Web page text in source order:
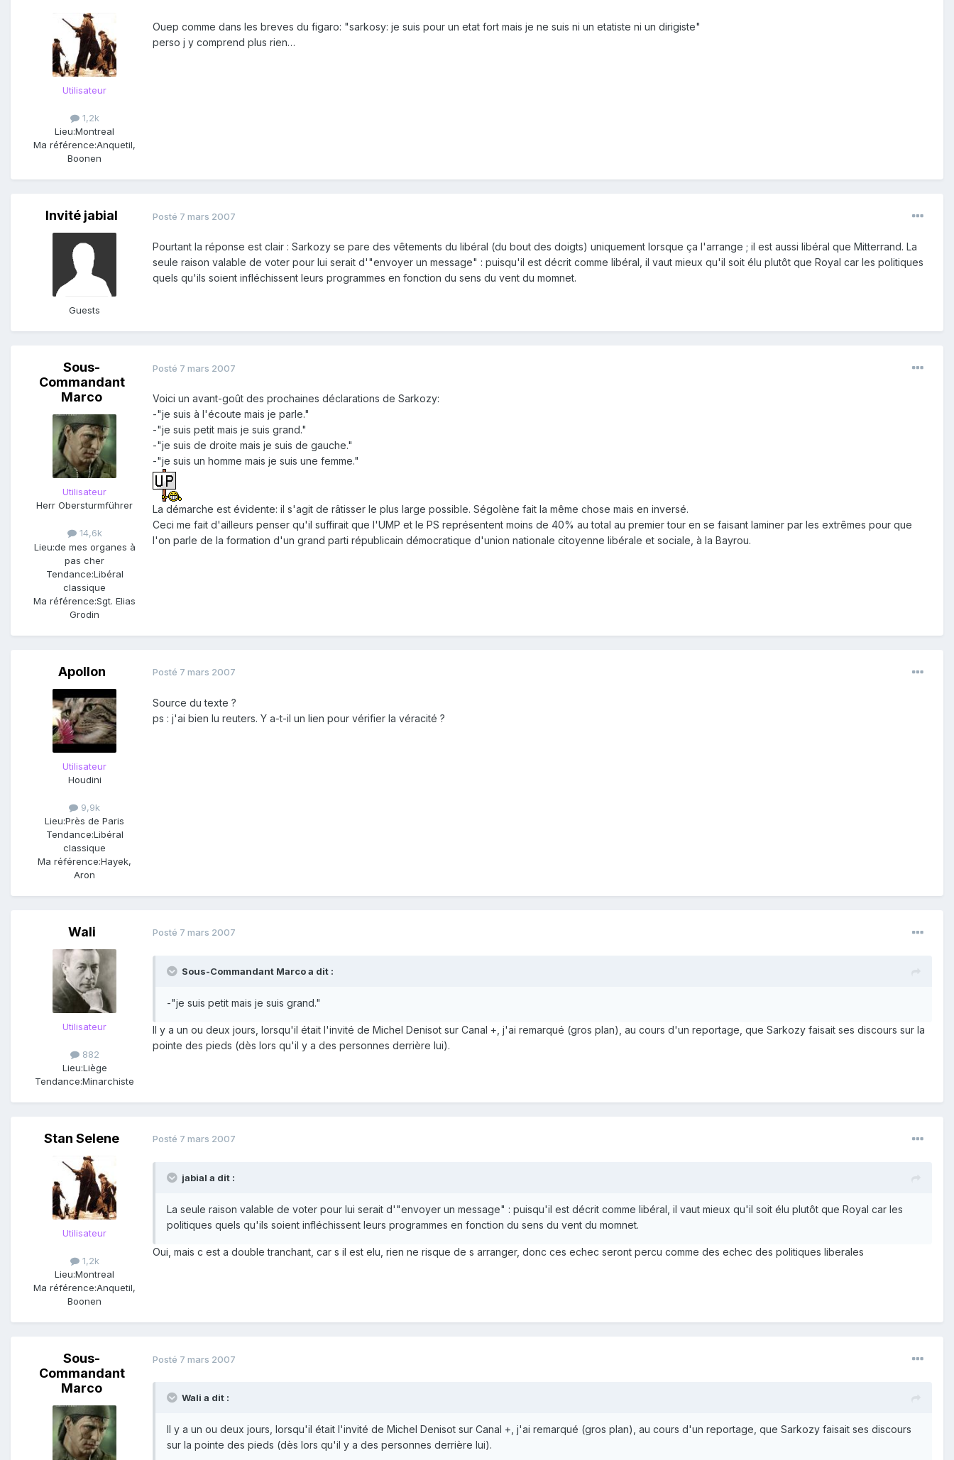
Utilisateur
1,2k
Lieu:Montreal
Ma référence:Anquetil,
Boonen
Ouep comme dans les breves du figaro: "sarkosy: je suis pour un etat fort mais je ne suis ni un etatiste ni un dirigiste"
perso j y comprend plus rien…
Invité jabial
Guests
Posté 7 mars 2007
Pourtant la réponse est clair : Sarkozy se pare des vêtements du libéral (du bout des doigts) uniquement lorsque ça l'arrange ; il est aussi libéral que Mitterrand. La
seule raison valable de voter pour lui serait d'"envoyer un message" : puisqu'il est décrit comme libéral, il vaut mieux qu'il soit élu plutôt que Royal car les politiques
quels qu'ils soient infléchissent leurs programmes en fonction du sens du vent du momnet.
Sous-
Commandant
Marco
Utilisateur
Herr Obersturmführer
14,6k
Lieu:de mes organes à
pas cher
Tendance:Libéral
classique
Ma référence:Sgt. Elias
Grodin
Posté 7 mars 2007
Voici un avant-goût des prochaines déclarations de Sarkozy:
-"je suis à l'écoute mais je parle."
-"je suis petit mais je suis grand."
-"je suis de droite mais je suis de gauche."
-"je suis un homme mais je suis une femme."
La démarche est évidente: il s'agit de râtisser le plus large possible. Ségolène fait la même chose mais en inversé.
Ceci me fait d'ailleurs penser qu'il suffirait que l'UMP et le PS représentent moins de 40% au total au premier tour en se faisant laminer par les extrêmes pour que
l'on parle de la formation d'un grand parti républicain démocratique d'union nationale citoyenne libérale et sociale, à la Bayrou.
Apollon
Utilisateur
Houdini
9,9k
Lieu:Près de Paris
Tendance:Libéral
classique
Ma référence:Hayek,
Aron
Posté 7 mars 2007
Source du texte ?
ps : j'ai bien lu reuters. Y a-t-il un lien pour vérifier la véracité ?
Wali
Utilisateur
882
Lieu:Liège
Tendance:Minarchiste
Posté 7 mars 2007
Sous-Commandant Marco a dit :
-"je suis petit mais je suis grand."
Il y a un ou deux jours, lorsqu'il était l'invité de Michel Denisot sur Canal +, j'ai remarqué (gros plan), au cours d'un reportage, que Sarkozy faisait ses discours sur la
pointe des pieds (dès lors qu'il y a des personnes derrière lui).
Stan Selene
Utilisateur
1,2k
Lieu:Montreal
Ma référence:Anquetil,
Boonen
Posté 7 mars 2007
jabial a dit :
La seule raison valable de voter pour lui serait d'"envoyer un message" : puisqu'il est décrit comme libéral, il vaut mieux qu'il soit élu plutôt que Royal car les
politiques quels qu'ils soient infléchissent leurs programmes en fonction du sens du vent du momnet.
Oui, mais c est a double tranchant, car s il est elu, rien ne risque de s arranger, donc ces echec seront percu comme des echec des politiques liberales
Sous-
Commandant
Marco
Posté 7 mars 2007
Wali a dit :
Il y a un ou deux jours, lorsqu'il était l'invité de Michel Denisot sur Canal +, j'ai remarqué (gros plan), au cours d'un reportage, que Sarkozy faisait ses discours
sur la pointe des pieds (dès lors qu'il y a des personnes derrière lui).